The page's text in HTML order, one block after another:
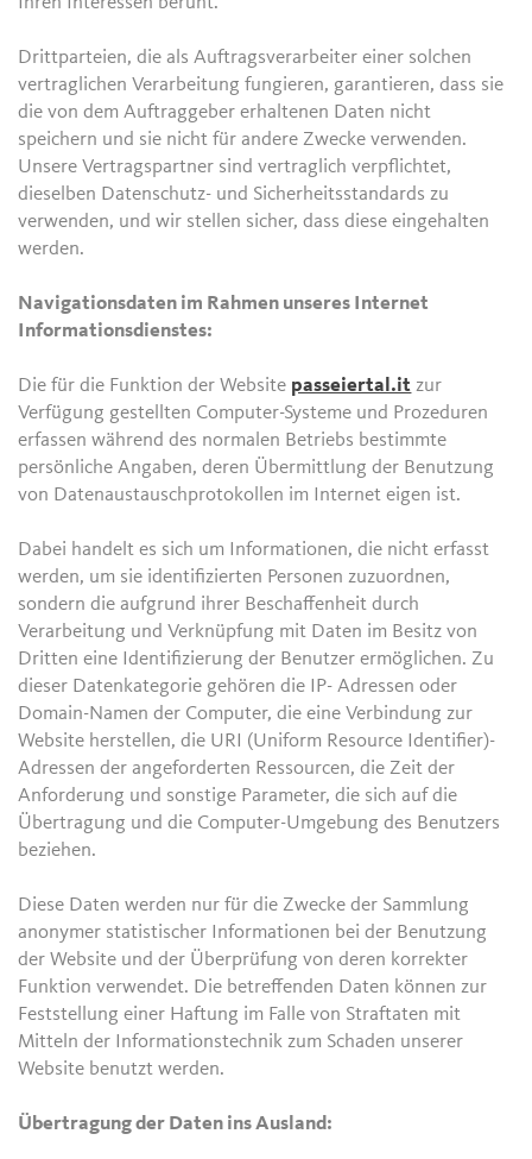
Drittparteien, die als Auftragsverarbeiter einer solchen
vertraglichen Verarbeitung fungieren, garantieren, dass sie
die von dem Auftraggeber erhaltenen Daten nicht
speichern und sie nicht für andere Zwecke verwenden.
Unsere Vertragspartner sind vertraglich verpflichtet,
dieselben Datenschutz- und Sicherheitsstandards zu
verwenden, und wir stellen sicher, dass diese eingehalten
werden.
Navigationsdaten im Rahmen unseres Internet
Informationsdienstes:
Die für die Funktion der Website passeiertal.it zur
Verfügung gestellten Computer-Systeme und Prozeduren
erfassen während des normalen Betriebs bestimmte
persönliche Angaben, deren Übermittlung der Benutzung
von Datenaustauschprotokollen im Internet eigen ist.
Dabei handelt es sich um Informationen, die nicht erfasst
werden, um sie identifizierten Personen zuzuordnen,
sondern die aufgrund ihrer Beschaffenheit durch
Verarbeitung und Verknüpfung mit Daten im Besitz von
Dritten eine Identifizierung der Benutzer ermöglichen. Zu
dieser Datenkategorie gehören die IP- Adressen oder
Domain-Namen der Computer, die eine Verbindung zur
Website herstellen, die URI (Uniform Resource Identifier)-
Adressen der angeforderten Ressourcen, die Zeit der
Anforderung und sonstige Parameter, die sich auf die
Übertragung und die Computer-Umgebung des Benutzers
beziehen.
Diese Daten werden nur für die Zwecke der Sammlung
anonymer statistischer Informationen bei der Benutzung
der Website und der Überprüfung von deren korrekter
Funktion verwendet. Die betreffenden Daten können zur
Feststellung einer Haftung im Falle von Straftaten mit
Mitteln der Informationstechnik zum Schaden unserer
Website benutzt werden.
Übertragung der Daten ins Ausland: